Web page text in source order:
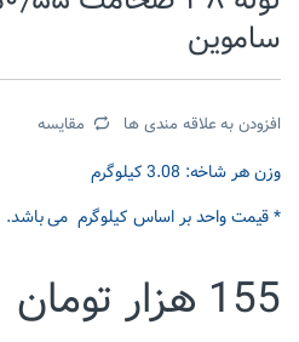
ساموین
افزودن به علاقه مندی ها مقایسه
وزن هر شاخه: 3.08 کیلوگرم
* قیمت واحد بر اساس کیلوگرم می باشد.
155 هزار تومان